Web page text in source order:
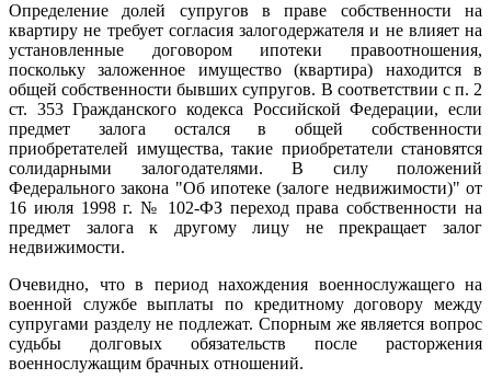
Определение долей супругов в праве собственности на
квартиру не требует согласия залогодержателя и не влияет на
установленные договором ипотеки правоотношения,
поскольку заложенное имущество (квартира) находится в
общей собственности бывших супругов. В соответствии с п. 2
ст. 353 Гражданского кодекса Российской Федерации, если
предмет залога остался в общей собственности
приобретателей имущества, такие приобретатели становятся
солидарными залогодателями. В силу положений
Федерального закона "Об ипотеке (залоге недвижимости)" от
16 июля 1998 г. № 102-ФЗ переход права собственности на
предмет залога к другому лицу не прекращает залог
недвижимости.
Очевидно, что в период нахождения военнослужащего на
военной службе выплаты по кредитному договору между
супругами разделу не подлежат. Спорным же является вопрос
судьбы долговых обязательств после расторжения
военнослужащим брачных отношений.